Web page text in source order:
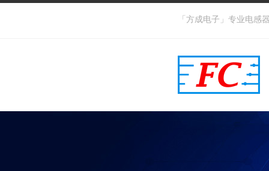
「方成电子」专业电感